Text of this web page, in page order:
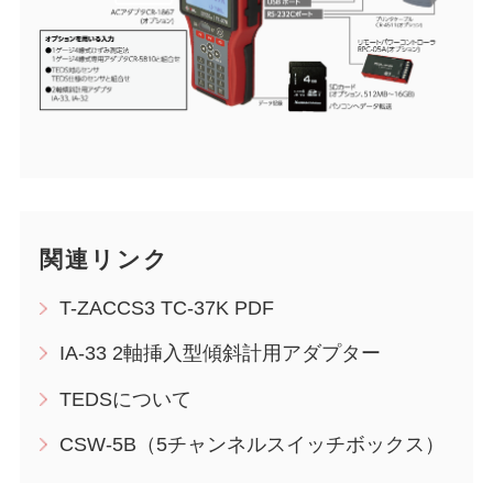
関連リンク
T-ZACCS3 TC-37K PDF
IA-33 2軸挿入型傾斜計用アダプター
TEDSについて
CSW-5B（5チャンネルスイッチボックス）